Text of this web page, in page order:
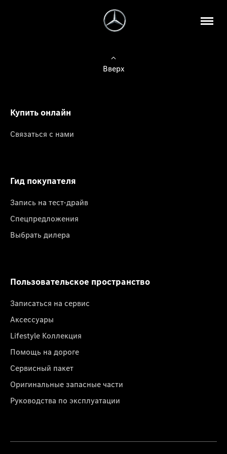
Вверх
Купить онлайн
Связаться с нами
Гид покупателя
Запись на тест-драйв
Спецпредложения
Выбрать дилера
Пользовательское пространство
Записаться на сервис
Аксессуары
Lifestyle Коллекция
Помощь на дороге
Сервисный пакет
Оригинальные запасные части
Руководства по эксплуатации